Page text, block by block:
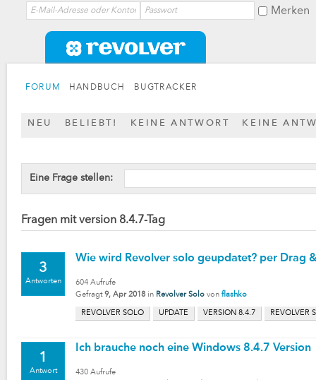
Merken
FORUM HANDBUCH BUGTRACKER
NEU BELIEBT! KEINE ANTWORT KEINE
Eine Frage stellen:
Fragen mit version 8.4.7-Tag
3
Antworten
Wie wird Revolver solo geupdatet? per Drag
604 Aufrufe
Gefragt 9, Apr 2018 in Revolver Solo von flashko
REVOLVER SOLO UPDATE VERSION 8.4.7 REVOLVER
1
Antwort
Ich brauche noch eine Windows 8.4.7 Version
430 Aufrufe